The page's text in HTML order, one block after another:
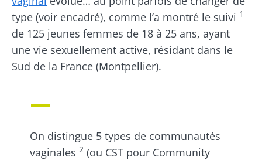
type (voir encadré), comme l’a montré le suivi 1
de 125 jeunes femmes de 18 à 25 ans, ayant
une vie sexuellement active, résidant dans le
Sud de la France (Montpellier).
On distingue 5 types de communautés
vaginales 2 (ou CST pour Community